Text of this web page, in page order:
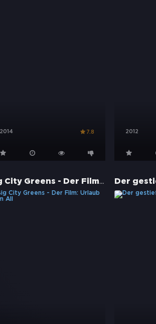
2014 7.8 2012
Big City Greens - Der Film: Urlaub im All Der